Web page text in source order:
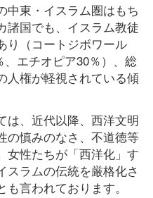
中東・イスラム圏はもち
諸国でも、イスラム教徒
り（コートジボワール
エチオピア30％）、総
人権が軽視されている傾
は、近代以降、西洋文明
の慎みのなさ、不道徳等
女性たちが「西洋化」す
スラムの伝統を厳格化さ
言われております。